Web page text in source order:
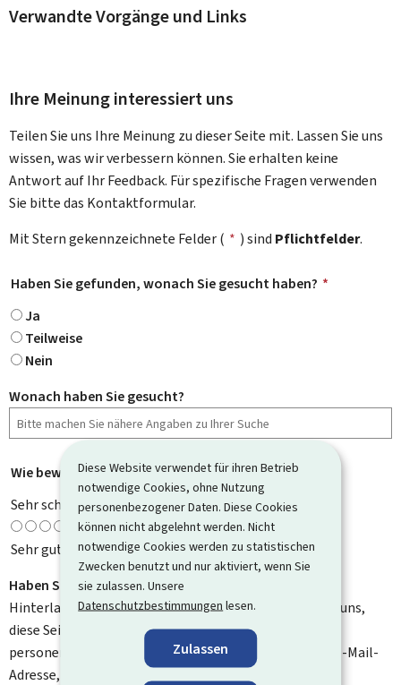
Diese Website verwendet für ihren Betrieb
notwendige Cookies, ohne Nutzung
personenbezogener Daten. Diese Cookies
können nicht abgelehnt werden. Nicht
notwendige Cookies werden zu statistischen
Zwecken benutzt und nur aktiviert, wenn Sie
sie zulassen. Unsere
Datenschutzbestimmungen lesen.
Zulassen
Verwandte Vorgänge und Links
Ihre Meinung interessiert uns
Teilen Sie uns Ihre Meinung zu dieser Seite mit. Lassen Sie uns
wissen, was wir verbessern können. Sie erhalten keine
Antwort auf Ihr Feedback. Für spezifische Fragen verwenden
Sie bitte das Kontaktformular.
Mit Stern gekennzeichnete Felder ( * ) sind Pflichtfelder.
Haben Sie gefunden, wonach Sie gesucht haben? *
Ja
Teilweise
Nein
Wonach haben Sie gesucht?
Wie bewerten Sie diese Seite? *
Sehr schlecht
Sehr gut
Haben Sie Verbesserungsvorschläge?
Hinterlassen Sie uns einen Kommentar und helfen Sie uns,
diese Seite zu verbessern. Bitte geben Sie keine
personenbezogenen Daten an, wie zum Beispiel Ihre E-Mail-
Adresse, Ihren Namen oder Ihre Telefonnummer.